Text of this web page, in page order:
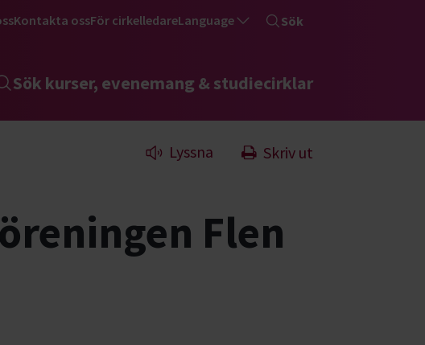
Kontakta ossFör cirkelledareLanguage Sök
Sök kurser, evenemang & studiecirklar
Lyssna Skriv ut
Flen